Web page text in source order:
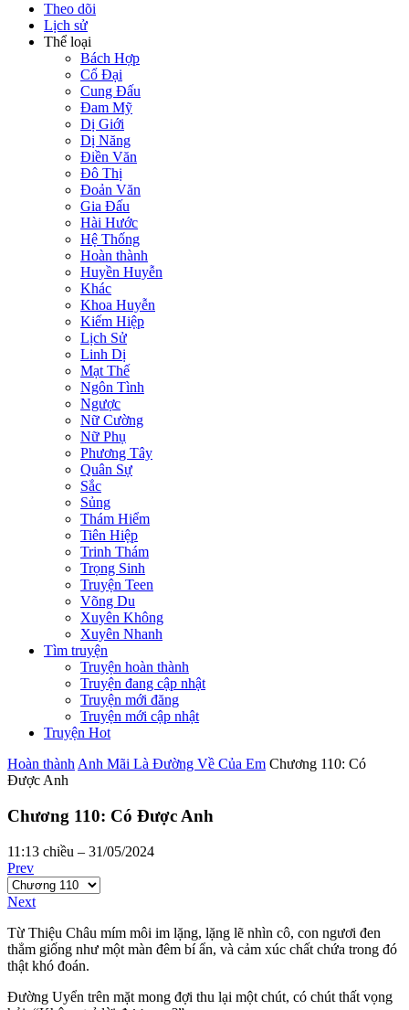
Theo dõi
Lịch sử
Thể loại
Bách Hợp
Cổ Đại
Cung Đấu
Đam Mỹ
Dị Giới
Dị Năng
Điền Văn
Đô Thị
Đoản Văn
Gia Đấu
Hài Hước
Hệ Thống
Hoàn thành
Huyền Huyễn
Khác
Khoa Huyễn
Kiếm Hiệp
Lịch Sử
Linh Dị
Mạt Thế
Ngôn Tình
Ngược
Nữ Cường
Nữ Phụ
Phương Tây
Quân Sự
Sắc
Sủng
Thám Hiểm
Tiên Hiệp
Trinh Thám
Trọng Sinh
Truyện Teen
Võng Du
Xuyên Không
Xuyên Nhanh
Tìm truyện
Truyện hoàn thành
Truyện đang cập nhật
Truyện mới đăng
Truyện mới cập nhật
Truyện Hot
Hoàn thành Anh Mãi Là Đường Về Của Em Chương 110: Có
Được Anh
Chương 110: Có Được Anh
11:13 chiều – 31/05/2024
Prev
Next
Từ Thiệu Châu mím môi im lặng, lặng lẽ nhìn cô, con ngươi đen
thẳm giống như một màn đêm bí ẩn, và cảm xúc chất chứa trong đó
thật khó đoán.
Đường Uyển trên mặt mong đợi thu lại một chút, có chút thất vọng